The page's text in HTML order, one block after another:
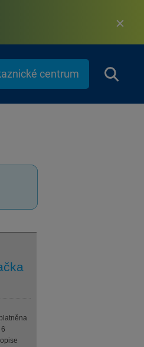
centrum